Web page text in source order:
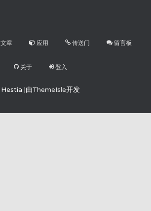
文章 应用 传送门 留言板
关于 登入
Hestia |由ThemeIsle开发